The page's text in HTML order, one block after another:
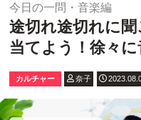
今日の一問・音楽編
途切れ途切れに
当てよう！徐々
カルチャー 奈子